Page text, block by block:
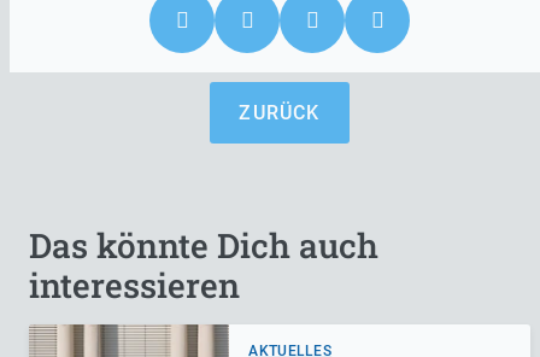
ZURÜCK
Das könnte Dich auch
interessieren
AKTUELLES